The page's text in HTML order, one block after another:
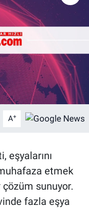
A+
eşyalarını
etmek
sunuyor.
fazla eşya